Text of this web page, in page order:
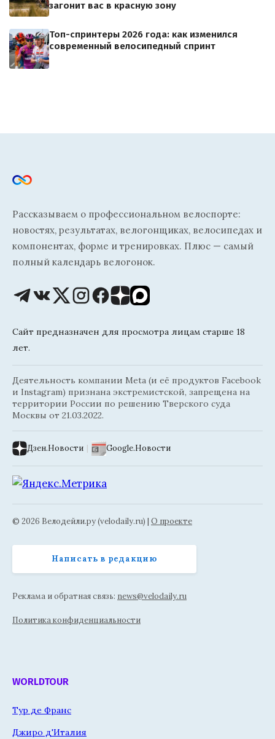
загонит вас в красную зону
Топ-спринтеры 2026 года: как изменился
современный велосипедный спринт
Рассказываем о профессиональном велоспорте:
новостях, результатах, велогонщиках, велосипедах и
компонентах, форме и тренировках. Плюс — самый
полный календарь велогонок.
Сайт предназначен для просмотра лицам старше 18
лет.
Деятельность компании Meta (и её продуктов Facebook
и Instagram) признана экстремистской, запрещена на
территории России по решению Тверского суда
Москвы от 21.03.2022.
Дзен.Новости | Google.Новости
© 2026 Велодейли.ру (velodaily.ru) | О проекте
Написать в редакцию
Реклама и обратная связь: news@velodaily.ru
Политика конфиденциальности
WORLDTOUR
Тур де Франс
Джиро д'Италия